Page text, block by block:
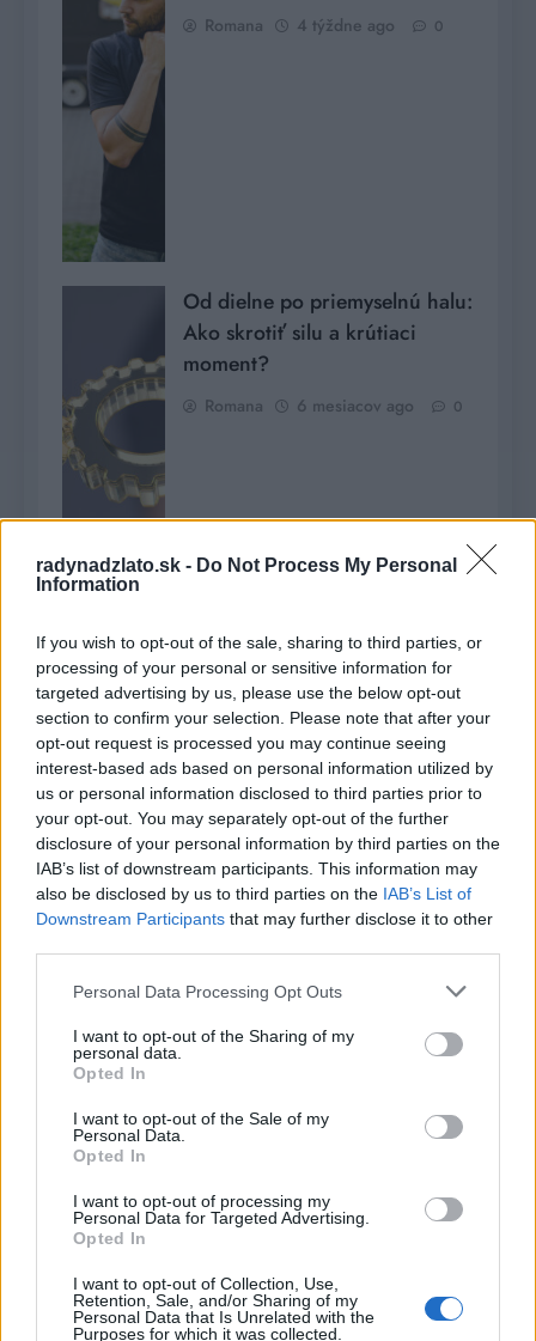
radynadzlato.sk - Do Not Process My Personal
Information
If you wish to opt-out of the sale, sharing to third parties, or
processing of your personal or sensitive information for
targeted advertising by us, please use the below opt-out
section to confirm your selection. Please note that after your
opt-out request is processed you may continue seeing
interest-based ads based on personal information utilized by
us or personal information disclosed to third parties prior to
your opt-out. You may separately opt-out of the further
disclosure of your personal information by third parties on the
IAB’s list of downstream participants. This information may
also be disclosed by us to third parties on the IAB’s List of
Downstream Participants that may further disclose it to other
Personal Data Processing Opt Outs
I want to opt-out of the Sharing of my
personal data.
Opted In
I want to opt-out of the Sale of my
Personal Data.
Opted In
I want to opt-out of processing my
Personal Data for Targeted Advertising.
Opted In
I want to opt-out of Collection, Use,
Retention, Sale, and/or Sharing of my
Personal Data that Is Unrelated with the
Purposes for which it was collected.
Romana 4 týždne ago 0
Od dielne po priemyselnú halu:
Ako skrotiť silu a krútiaci
moment?
Romana 6 mesiacov ago 0
Hľadať
HĽADAŤ
Recent Posts
Rada pre vysokých mužov: Väčšia veľkosť nie je
Od dielne po priemyselnú halu: Ako skrotiť silu a
Digitálne PZP ako technológia na získanie
personalizovanej zľavy
Kúzlo optickej ilúzie: Ako si aj z jemných vlasov
vyčarovať bohatý účes
Ktoré chyby vás pri štarte e-shopu vyjdú zbytočne
draho?
Recent Comments